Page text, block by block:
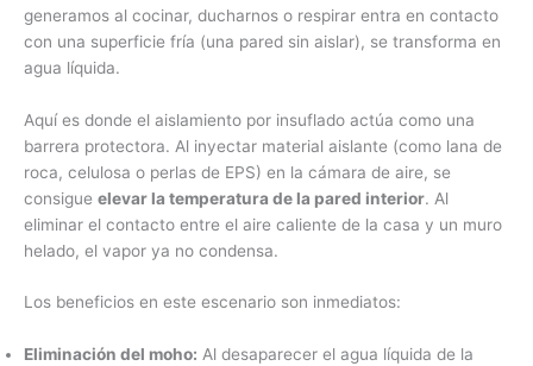
generamos al cocinar, ducharnos o respirar entra en contacto
con una superficie fría (una pared sin aislar), se transforma en
agua líquida.
Aquí es donde el aislamiento por insuflado actúa como una
barrera protectora. Al inyectar material aislante (como lana de
roca, celulosa o perlas de EPS) en la cámara de aire, se
consigue elevar la temperatura de la pared interior. Al
eliminar el contacto entre el aire caliente de la casa y un muro
helado, el vapor ya no condensa.
Los beneficios en este escenario son inmediatos:
Eliminación del moho: Al desaparecer el agua líquida de la